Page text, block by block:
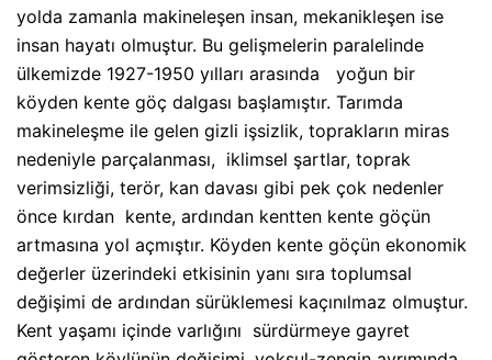
yolda zamanla makineleşen insan, mekanikleşen ise
insan hayatı olmuştur. Bu gelişmelerin paralelinde
ülkemizde 1927-1950 yılları arasında
yoğun bir
köyden kente göç dalgası başlamıştır. Tarımda
makineleşme ile gelen gizli işsizlik, toprakların miras
nedeniyle parçalanması, iklimsel şartlar, toprak
verimsizliği, terör, kan davası gibi pek çok nedenler
önce kırdan kente, ardından kentten kente göçün
artmasına yol açmıştır. Köyden kente göçün ekonomik
değerler üzerindeki etkisinin yanı sıra toplumsal
değişimi de ardından sürüklemesi kaçınılmaz olmuştur.
Kent yaşamı içinde varlığını sürdürmeye gayret